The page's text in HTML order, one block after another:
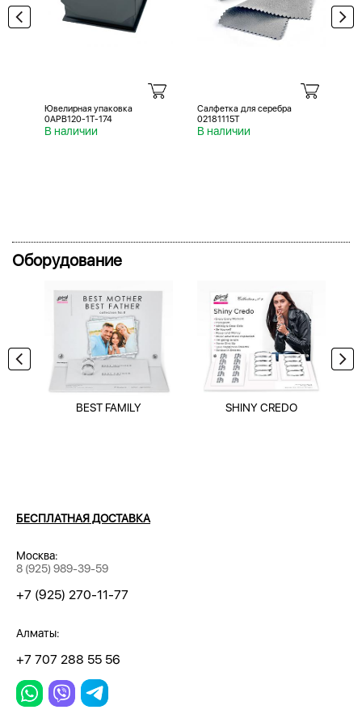
Ювелирная упаковка
0APB120-1T-174
В наличии
Салфетка для серебра
02181115T
В наличии
Оборудование
BEST FAMILY SHINY CREDO
БЕСПЛАТНАЯ ДОСТАВКА
Москва:
8 (925) 989-39-59
+7 (925) 270-11-77
Алматы:
+7 707 288 55 56